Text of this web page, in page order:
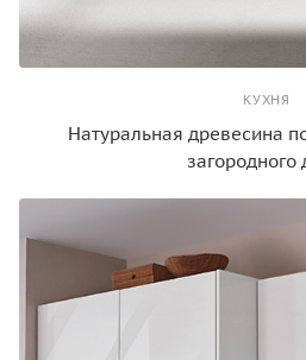
КУХНЯ
Натуральная древесина
загородного